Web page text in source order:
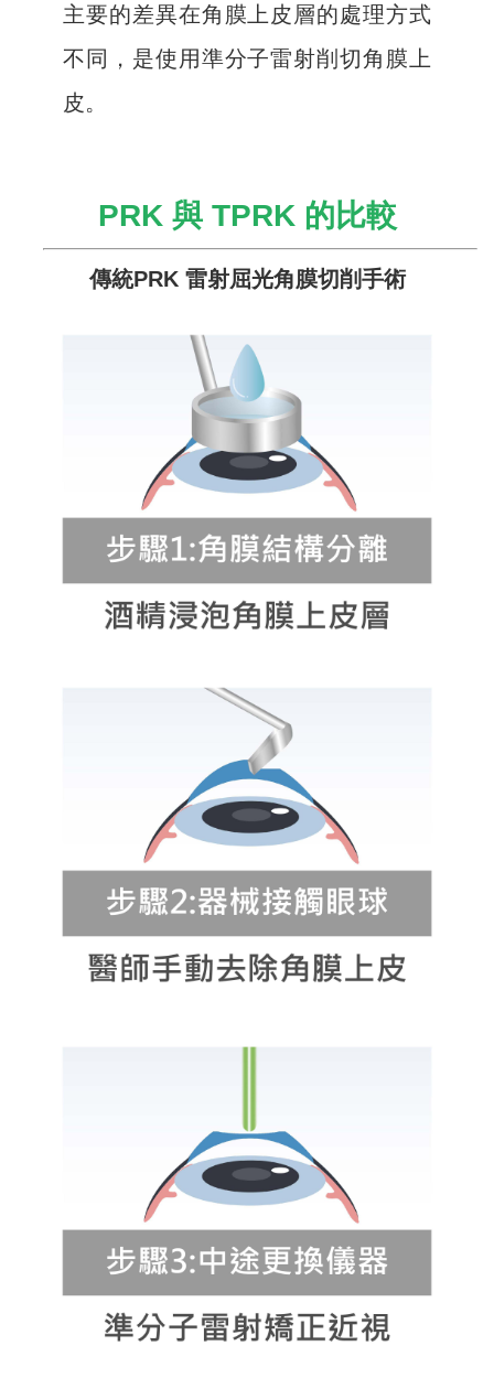
主要的差異在角膜上皮層的處理方式
不同，是使用準分子雷射削切角膜上
皮。
PRK 與 TPRK 的比較
傳統PRK 雷射屈光角膜切削手術